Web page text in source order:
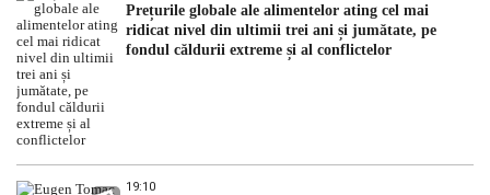
Prețurile globale ale alimentelor ating cel mai
ridicat nivel din ultimii trei ani și jumătate, pe
fondul căldurii extreme și al conflictelor
19:10